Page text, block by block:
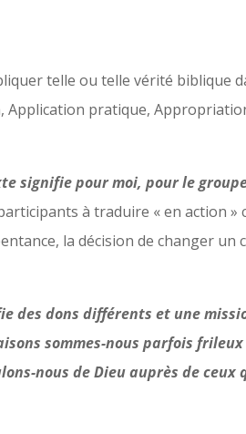
telle ou telle vérité biblique
Application pratique,
signifie pour moi, pour le
à traduire « en action »
la décision de changer
des dons différents et une
sommes-nous parfois
nous de Dieu auprès de